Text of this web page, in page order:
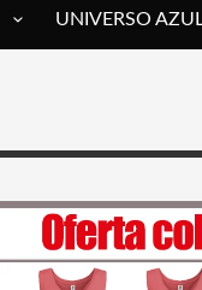
UNIVERSO